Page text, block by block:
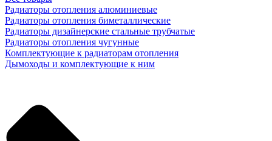
Радиаторы отопления алюминиевые
Радиаторы отопления биметаллические
Радиаторы дизайнерские стальные трубчатые
Радиаторы отопления чугунные
Комплектующие к радиаторам отопления
Дымоходы и комплектующие к ним